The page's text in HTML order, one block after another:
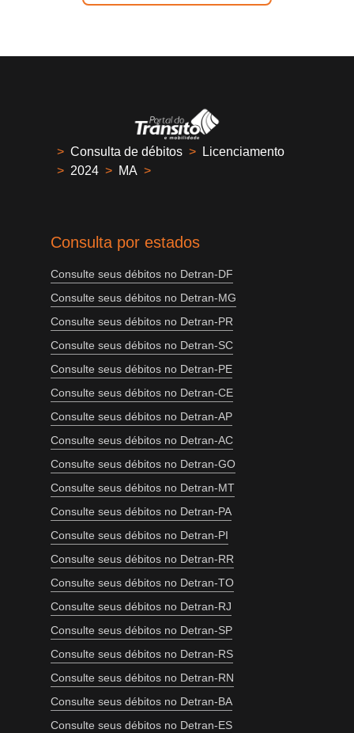
> Consulta de débitos > Licenciamento
> 2024 > MA >
Consulta por estados
Consulte seus débitos no Detran-DF
Consulte seus débitos no Detran-MG
Consulte seus débitos no Detran-PR
Consulte seus débitos no Detran-SC
Consulte seus débitos no Detran-PE
Consulte seus débitos no Detran-CE
Consulte seus débitos no Detran-AP
Consulte seus débitos no Detran-AC
Consulte seus débitos no Detran-GO
Consulte seus débitos no Detran-MT
Consulte seus débitos no Detran-PA
Consulte seus débitos no Detran-PI
Consulte seus débitos no Detran-RR
Consulte seus débitos no Detran-TO
Consulte seus débitos no Detran-RJ
Consulte seus débitos no Detran-SP
Consulte seus débitos no Detran-RS
Consulte seus débitos no Detran-RN
Consulte seus débitos no Detran-BA
Consulte seus débitos no Detran-ES